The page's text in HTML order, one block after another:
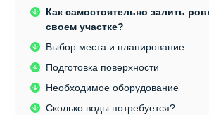
Как самостоятельно залить
своем участке?
Выбор места и планирование
Подготовка поверхности
Необходимое оборудование
Сколько воды потребуется?